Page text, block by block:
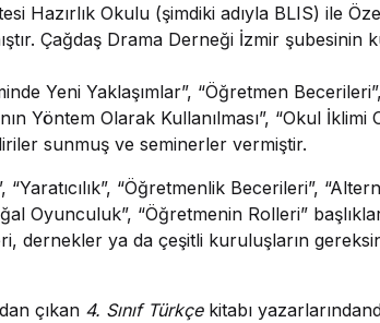
Hazırlık Okulu (şimdiki adıyla BLIS) ile
Çağdaş Drama Derneği İzmir şubesinin
Yeni Yaklaşımlar”, “Öğretmen Becerileri”,
Yöntem Olarak Kullanılması”, “Okul
sunmuş ve seminerler vermiştir.
“Yaratıcılık”, “Öğretmenlik Becerileri”,
Oyunculuk”, “Öğretmenin Rolleri”
dernekler ya da çeşitli kuruluşların
çıkan 4. Sınıf Türkçe kitabı